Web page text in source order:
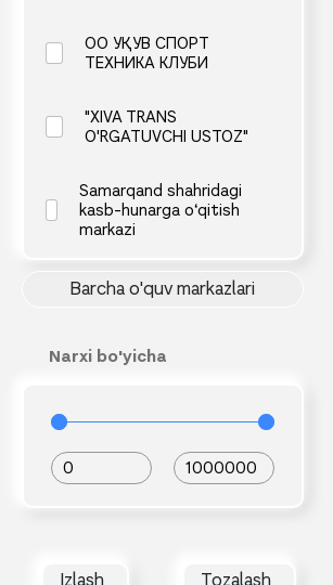
OO УҚУВ СПОРТ
ТЕХНИКА КЛУБИ
"XIVA TRANS
O'RGATUVCHI USTOZ"
Samarqand shahridagi
kasb-hunarga o‘qitish
markazi
Barcha o'quv markazlari
Narxi bo'yicha
0 1000000